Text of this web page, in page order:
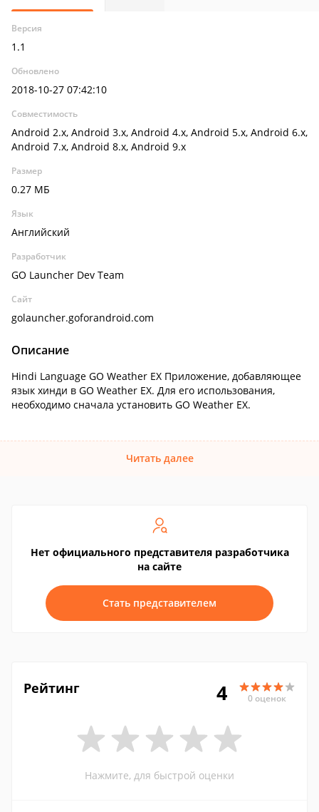
Версия
1.1
Обновлено
2018-10-27 07:42:10
Совместимость
Android 2.x, Android 3.x, Android 4.x, Android 5.x, Android 6.x,
Android 7.x, Android 8.x, Android 9.x
Размер
0.27 МБ
Язык
Английский
Разработчик
GO Launcher Dev Team
Сайт
golauncher.goforandroid.com
Описание
Hindi Language GO Weather EX Приложение, добавляющее
язык хинди в GO Weather EX. Для его использования,
необходимо сначала установить GO Weather EX.
Читать далее
Нет официального представителя разработчика
на сайте
Стать представителем
Рейтинг 4 0 оценок
Нажмите, для быстрой оценки